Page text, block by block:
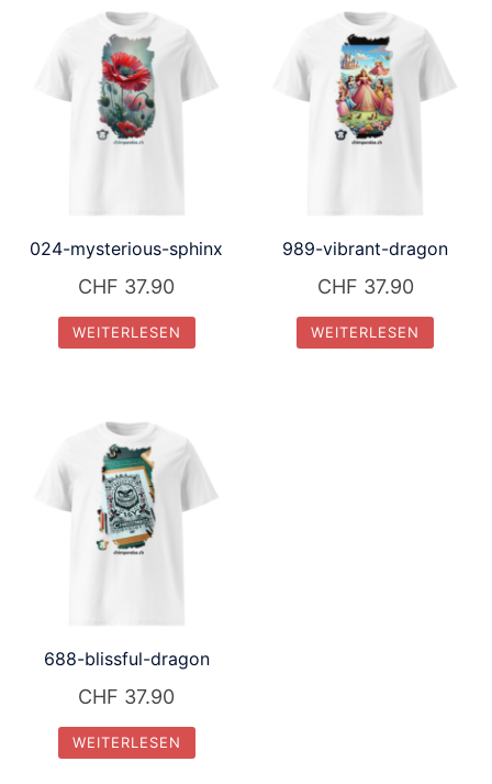
024-mysterious-sphinx
CHF 37.90
WEITERLESEN
989-vibrant-dragon
CHF 37.90
WEITERLESEN
688-blissful-dragon
CHF 37.90
WEITERLESEN